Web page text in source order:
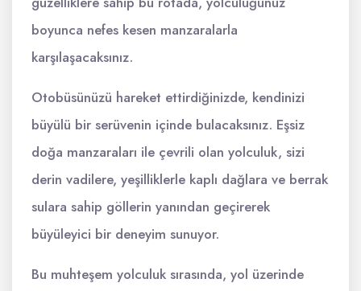
boyunca nefes kesen manzaralarla
karşılaşacaksınız.
Otobüsünüzü hareket ettirdiğinizde, kendinizi
büyülü bir serüvenin içinde bulacaksınız. Eşsiz
doğa manzaraları ile çevrili olan yolculuk, sizi
derin vadilere, yeşilliklerle kaplı dağlara ve berrak
sulara sahip göllerin yanından geçirerek
büyüleyici bir deneyim sunuyor.
Bu muhteşem yolculuk sırasında, yol üzerinde